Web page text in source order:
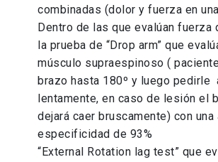
combinadas (dolor y fuerza en
Dentro de las que evalúan fuerza
la prueba de “Drop arm” que
músculo supraespinoso (
brazo hasta 180º y luego pedirle
lentamente, en caso de lesión el
dejará caer bruscamente) con una
especificidad de 93%
“External Rotation lag test” que